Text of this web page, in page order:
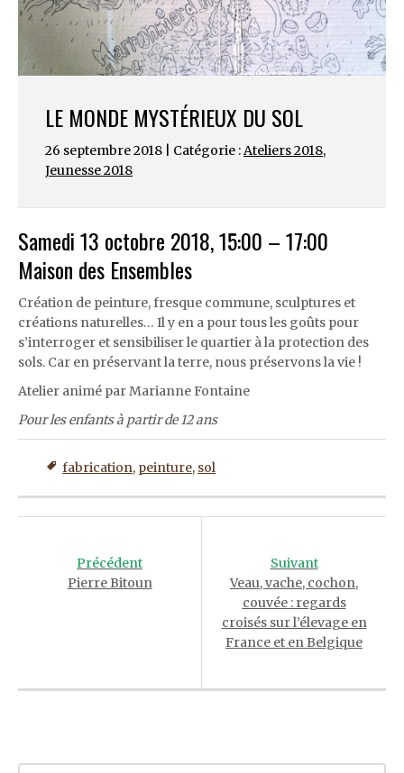
LE MONDE MYSTÉRIEUX DU SOL
26 septembre 2018 | Catégorie :Ateliers 2018,
Jeunesse 2018
Samedi 13 octobre 2018, 15:00 – 17:00
Maison des Ensembles
Création de peinture, fresque commune, sculptures et
créations naturelles… Il y en a pour tous les goûts pour
s’interroger et sensibiliserle quartier àla protection des
sols. Car en préservantlaterre, nous préservonslavie !
Atelier animé par Marianne Fontaine
Pour les enfants à partir de 12 ans
fabrication, peinture, sol
navigationPrécédent
Pierre Bitoun
Suivant
Veau, vache, cochon,
couvée : regards
croisés sur l’élevage en
France et en Belgique